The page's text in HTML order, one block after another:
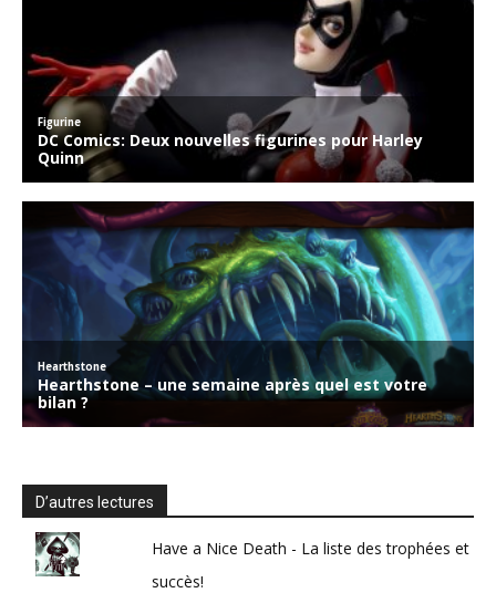
D’autres lectures
Have a Nice Death - La liste des trophées et
succès!